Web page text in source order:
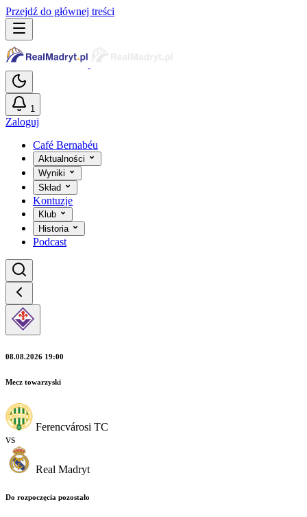
Przejdź do głównej treści
1
Zaloguj
Café Bernabéu
Aktualności
Wyniki
Skład
Kontuzje
Klub
Historia
Podcast
08.08.2026 19:00
Mecz towarzyski
Ferencvárosi TC
vs
Real Madryt
Do rozpoczęcia pozostało